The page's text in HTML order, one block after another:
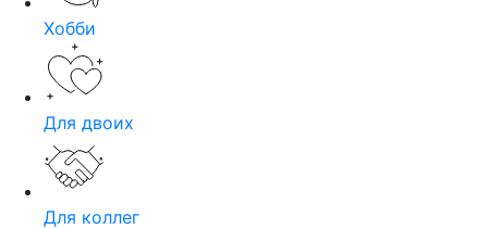
Хобби
Для двоих
Для коллег